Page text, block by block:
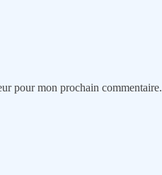
pour mon prochain commentaire.